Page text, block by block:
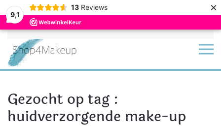
9,1
13 Reviews ×
Terug naar hoofdinhoud
Gezocht op tag :
huidverzorgende make-up